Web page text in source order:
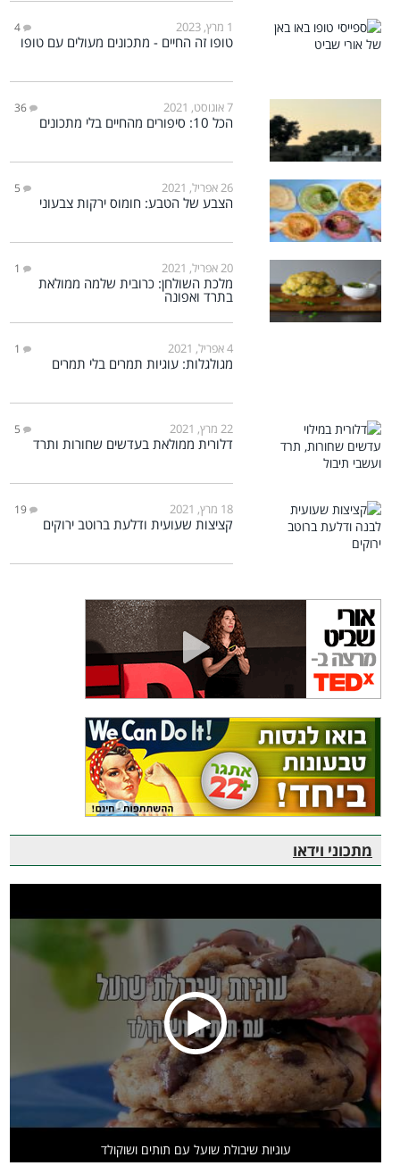
1 מרץ, 2023 4
טופו זה החיים - מתכונים מעולים עם טופו
7 אוגוסט, 2021 36
הכל 10: סיפורים מהחיים בלי מתכונים
26 אפריל, 2021 5
הצבע של הטבע: חומוס ירקות צבעוני
20 אפריל, 2021 1
מלכת השולחן: כרובית שלמה ממולאת
בתרד ואפונה
4 אפריל, 2021 1
מגולגלות: עוגיות תמרים בלי תמרים
22 מרץ, 2021 5
דלורית ממולאת בעדשים שחורות ותרד
18 מרץ, 2021 19
קציצות שעועית ודלעת ברוטב ירוקים
מתכוני וידאו
עוגיות שיבולת שועל עם תותים ושוקולד